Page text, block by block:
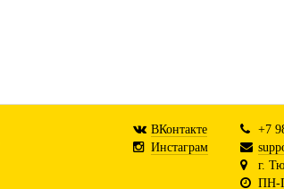
ВКонтакте
Инстаграм
+7
г.
ПН-